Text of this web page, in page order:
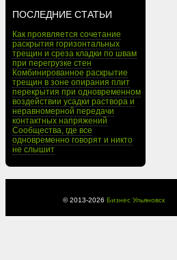
ПОСЛЕДНИЕ СТАТЬИ
Как проявляется сочетание
раскрытия горизонтальных
трещин и среза кладки по швам
при перегрузке стен
Комбинированное раскрытие
трещин в зоне опирания плит
перекрытия при одновременном
воздействии усадки раствора и
неравномерной передачи
контактных напряжений
Сообщества, где все
одновременно говорят и никто
не слышит
© 2013-2026 Бизнес Ульяновск